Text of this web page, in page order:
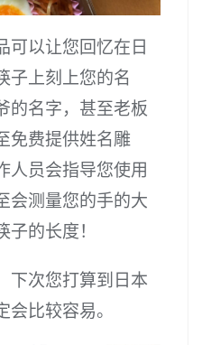
可以让您回忆在日
子上刻上您的名
的名字，甚至老板
免费提供姓名雕
人员会指导您使用
会测量您的手的大
的长度！
下次您打算到日本
比较容易。